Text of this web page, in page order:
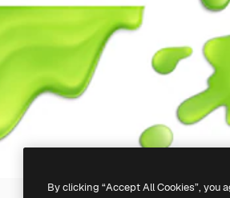
By clicking “Accept All Cookies”, you